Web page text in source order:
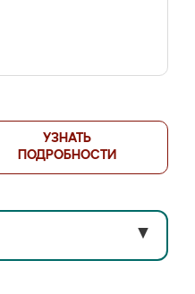
УЗНАТЬ
ПОДРОБНОСТИ
▼